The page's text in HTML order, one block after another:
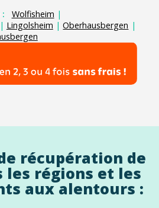
Wolfisheim |
| Lingolsheim | Oberhausbergen |
récupération de
les régions et les
aux alentours :